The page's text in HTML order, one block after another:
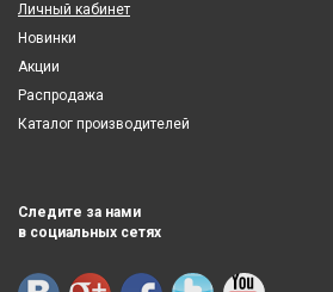
Личный кабинет
Новинки
Акции
Распродажа
Каталог производителей
Следите за нами
в социальных сетях